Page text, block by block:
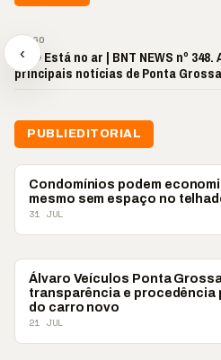
‹
5 AGO
📢🔴 Está no ar | BNT NEWS nº 348.
principais notícias de Ponta
região!
PUBLIEDITORIAL
PUBLIEDITORIAL
Condomínios podem
mesmo sem espaço no
31 JUL
PUBLIEDITORIAL
Álvaro Veículos Ponta
transparência e procedência
do carro novo
21 JUL